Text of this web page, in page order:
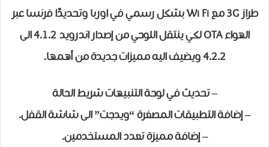
طراز 3G مع Wi Fi بشكل رسمي في اوربا وتحديدًا فرنسا عبر
الهواء OTA لكي ينتقل اللوحي من إصدار اندرويد 4.1.2 الى
4.2.2 ويضيف اليه مميزات جديدة من أهمها.
– تحديث في لوحة التنبيهات شريط الحالة
– إضافة التطبيقات المصغرة “ويدجت” الى شاشة القفل.
– إضافة مميزة تعدد المستخدمين.